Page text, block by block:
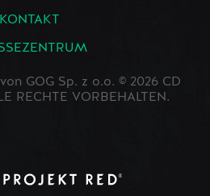
KONTAKT
GOG Sp. z o.o. © 2026 CD
RECHTE VORBEHALTEN.